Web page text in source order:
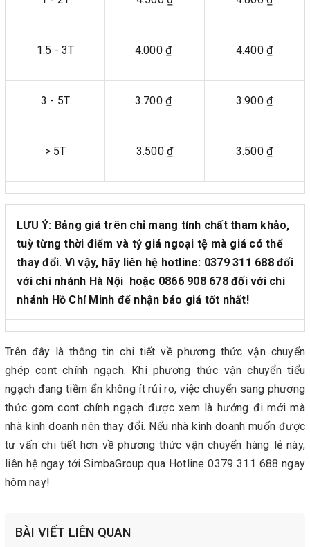
1.5 - 3T 4.000 ₫ 4.400 ₫
3 - 5T 3.700 ₫ 3.900 ₫
> 5T 3.500 ₫ 3.500 ₫
LƯU Ý: Bảng giá trên chỉ mang tính chất tham khảo,
tuỳ từng thời điểm và tỷ giá ngoại tệ mà giá có thể
thay đổi. Vì vậy, hãy liên hệ hotline: 0379 311 688 đối
với chi nhánh Hà Nội hoặc 0866 908 678 đối với chi
nhánh Hồ Chí Minh để nhận báo giá tốt nhất!
Trên đây là thông tin chi tiết về phương thức vận chuyển
ghép cont chính ngạch. Khi phương thức vận chuyển tiểu
ngạch đang tiềm ẩn không ít rủi ro, việc chuyển sang phương
thức gom cont chính ngạch được xem là hướng đi mới mà
nhà kinh doanh nên thay đổi. Nếu nhà kinh doanh muốn được
tư vấn chi tiết hơn về phương thức vận chuyển hàng lẻ này,
liên hệ ngay tới SimbaGroup qua Hotline 0379 311 688 ngay
hôm nay!
BÀI VIẾT LIÊN QUAN